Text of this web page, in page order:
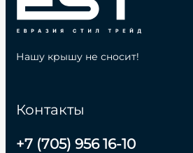
Контакты
+7 (705) 956 16-10
Нашу крышу не сносит!